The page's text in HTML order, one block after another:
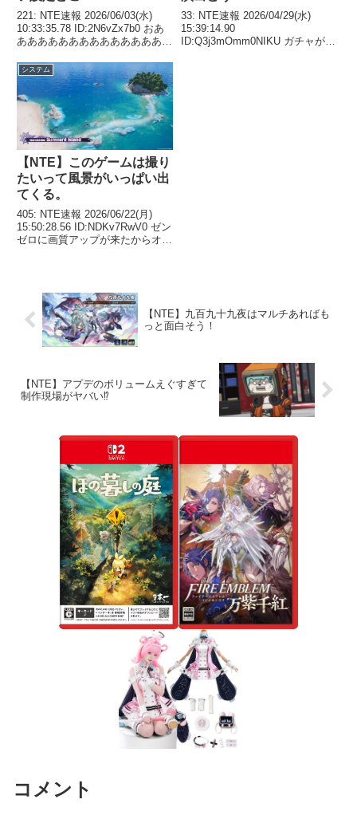
221: NTE速報 2026/06/03(水)
10:33:35.78 ID:2N6vZx7b0 おあ
ああああああああああああああ！
快適過ぎる！！！ 222: NTE速報
2026/06/03(水) 10:...
33: NTE速報 2026/04/29(水)
15:39:14.90
ID:Q3j3mOmm0NIKU ガチャがス
システム
【NTE】このゲームは撮り
たいって風景がいっぱい出
てくる。
405: NTE速報 2026/06/22(月)
15:50:28.56 ID:NDKv7RwV0 ゼン
ゼロに画質アップが来たからオン
2026/...
【NTE】九百九十九夜はマルチあればも
っと面白そう！
【NTE】アプデのボリュームえぐすぎて
制作現場がヤバい⁉
コメント